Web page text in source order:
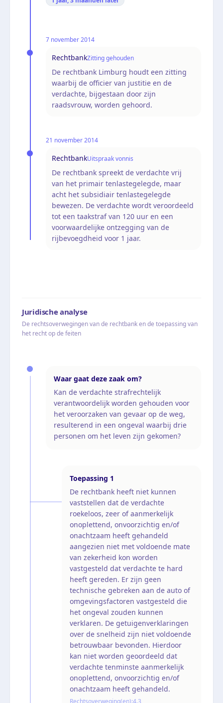
7 november 2014
RechtbankZitting gehouden
De rechtbank Limburg houdt een zitting
waarbij de officier van justitie en de
verdachte, bijgestaan door zijn
raadsvrouw, worden gehoord.
21 november 2014
RechtbankUitspraak vonnis
De rechtbank spreekt de verdachte vrij
van het primair tenlastegelegde, maar
acht het subsidiair tenlastegelegde
bewezen. De verdachte wordt veroordeeld
tot een taakstraf van 120 uur en een
voorwaardelijke ontzegging van de
rijbevoegdheid voor 1 jaar.
Juridische analyse
De rechtsoverwegingen van de rechtbank en de toepassing van
het recht op de feiten
Waar gaat deze zaak om?
Kan de verdachte strafrechtelijk
verantwoordelijk worden gehouden voor
het veroorzaken van gevaar op de weg,
resulterend in een ongeval waarbij drie
personen om het leven zijn gekomen?
Toepassing 1
De rechtbank heeft niet kunnen
vaststellen dat de verdachte
roekeloos, zeer of aanmerkelijk
onoplettend, onvoorzichtig en/of
onachtzaam heeft gehandeld
aangezien niet met voldoende mate
van zekerheid kon worden
vastgesteld dat verdachte te hard
heeft gereden. Er zijn geen
technische gebreken aan de auto of
omgevingsfactoren vastgesteld die
het ongeval zouden kunnen
verklaren. De getuigenverklaringen
over de snelheid zijn niet voldoende
betrouwbaar bevonden. Hierdoor
kan niet worden geoordeeld dat
verdachte tenminste aanmerkelijk
onoplettend, onvoorzichtig en/of
onachtzaam heeft gehandeld.
Rechtsoverweging(en):4.3